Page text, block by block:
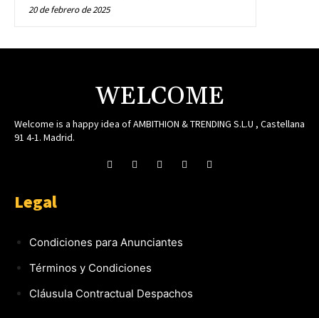
20 de febrero de 2025
WELCOME
Welcome is a happy idea of AMBITHION & TRENDING S.L.U , Castellana
91 4-1. Madrid.
Legal
Condiciones para Anunciantes
Términos y Condiciones
Cláusula Contractual Despachos